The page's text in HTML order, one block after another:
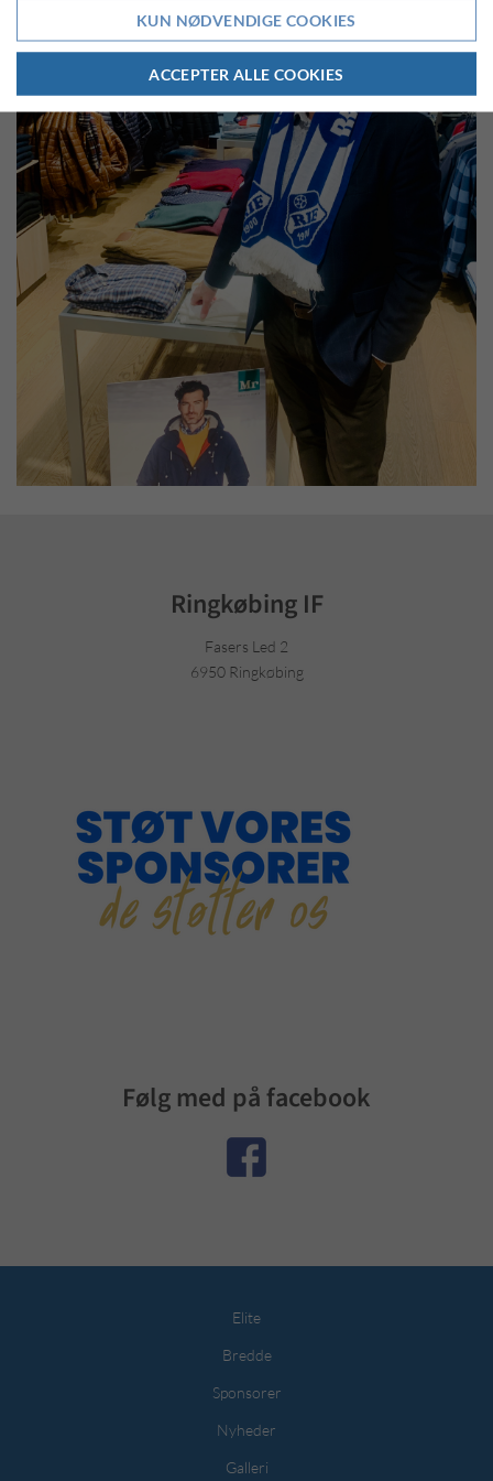
Ringkøbing IF
Fasers Led 2
6950 Ringkøbing
Følg med på facebook
Elite
Bredde
Sponsorer
Nyheder
Galleri
KUN NØDVENDIGE COOKIES
ACCEPTER ALLE COOKIES